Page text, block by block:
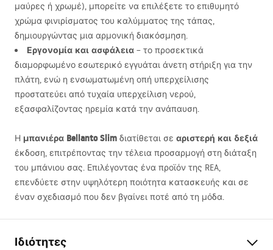
μαύρες ή χρωμέ), μπορείτε να επιλέξετε το επιθυμητό
χρώμα φινιρίσματος του καλύμματος της τάπας,
δημιουργώντας μια αρμονική διακόσμηση.
Εργονομία και ασφάλεια – το προσεκτικά
διαμορφωμένο εσωτερικό εγγυάται άνετη στήριξη για την
πλάτη, ενώ η ενσωματωμένη οπή υπερχείλισης
προστατεύει από τυχαία υπερχείλιση νερού,
εξασφαλίζοντας ηρεμία κατά την ανάπαυση.
Η μπανιέρα Bellanto Slim διατίθεται σε αριστερή και δεξιά
έκδοση, επιτρέποντας την τέλεια προσαρμογή στη διάταξη
του μπάνιου σας. Επιλέγοντας ένα προϊόν της REA,
επενδύετε στην υψηλότερη ποιότητα κατασκευής και σε
έναν σχεδιασμό που δεν βγαίνει ποτέ από τη μόδα.
Ιδιότητες